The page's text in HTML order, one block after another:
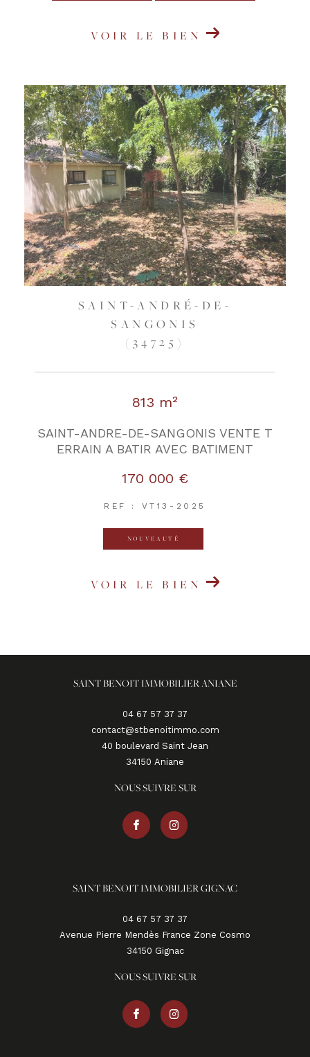
VOIR LE BIEN
SAINT-ANDRÉ-DE-
SANGONIS
(34725)
813 m²
SAINT-ANDRE-DE-SANGONIS VENTE T
ERRAIN A BATIR AVEC BATIMENT
170 000 €
REF : VT13-2025
NOUVEAUTÉ
VOIR LE BIEN
SAINT BENOIT IMMOBILIER ANIANE
04 67 57 37 37
contact@stbenoitimmo.com
40 boulevard Saint Jean
34150
aniane
NOUS SUIVRE SUR
SAINT BENOIT IMMOBILIER GIGNAC
04 67 57 37 37
Avenue Pierre Mendès France Zone Cosmo
34150
gignac
NOUS SUIVRE SUR